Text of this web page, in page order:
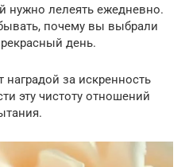
нужно лелеять ежедневно.
почему вы выбрали
день.
наградой за искренность
эту чистоту отношений